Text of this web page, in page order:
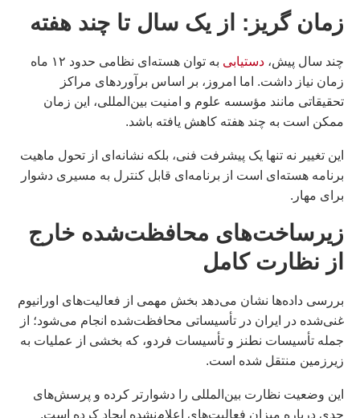
زمان گریز: از یک سال تا چند هفته
چند سال پیش، دستیابی
به توان هسته‌ای نظامی حدود ۱۲ ماه
زمان نیاز داشت. اما امروز، بر اساس برآوردهای مراکز
تحقیقاتی مانند مؤسسه علوم و امنیت بین‌المللی، این زمان
ممکن است به چند هفته کاهش یافته باشد.
این تغییر نه تنها یک پیشرفت فنی، بلکه نشانه‌ای از تحول ماهیت
برنامه هسته‌ای است از برنامه‌ای قابل کنترل به مسیری دشوار
برای مهار.
زیرساخت‌های محافظت‌شده خارج
از نظارت کامل
بررسی داده‌ها نشان می‌دهد بخش مهمی از فعالیت‌های اورانیوم
غنی‌شده در ایران در تأسیساتی محافظت‌شده انجام می‌شود؛ از
جمله تأسیسات نطنز و تأسیسات فردو، که بخشی از عملیات به
زیرزمین منتقل شده است.
این وضعیت نظارت بین‌المللی را دشوارتر کرده و پرسش‌های
جدی درباره میزان فعالیت‌های اعلام‌نشده ایجاد کرده است.